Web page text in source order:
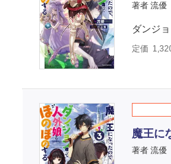
著者 流優
ダンジ
定価
魔王に
著者 流優